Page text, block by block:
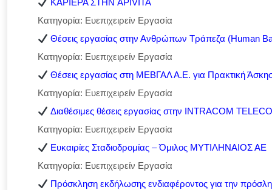
ΚΑΡΙΕΡΑ ΣΤΗΝ APIVITA
Κατηγορία: Ευεπιχειρείν Εργασία
Θέσεις εργασίας στην Ανθρώπων Τράπεζα (Human
Κατηγορία: Ευεπιχειρείν Εργασία
Θέσεις εργασίας στη ΜΕΒΓΑΛ Α.Ε. για Πρακτική
Κατηγορία: Ευεπιχειρείν Εργασία
Διαθέσιμες θέσεις εργασίας στην INTRACOM
Κατηγορία: Ευεπιχειρείν Εργασία
Ευκαιρίες Σταδιοδρομίας – Όμιλος ΜΥΤΙΛΗΝΑΙΟΣ ΑΕ
Κατηγορία: Ευεπιχειρείν Εργασία
Πρόσκληση εκδήλωσης ενδιαφέροντος για την